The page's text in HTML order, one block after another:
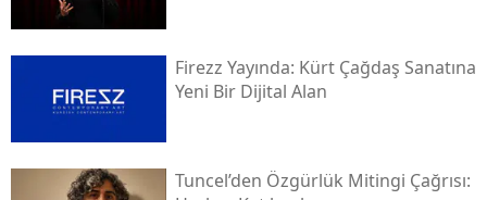
Firezz Yayında: Kürt Çağdaş Sanatına
Yeni Bir Dijital Alan
Tuncel’den Özgürlük Mitingi Çağrısı: